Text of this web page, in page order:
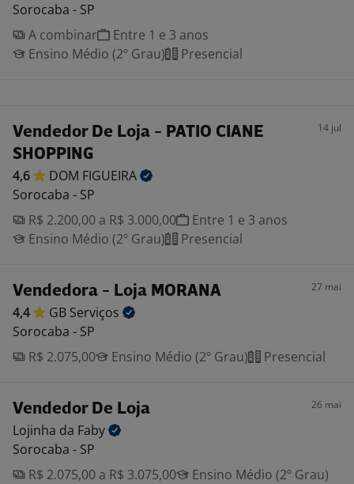
Sorocaba - SP
A combinar
Entre 1 e 3 anos
Ensino Médio (2º Grau)
Presencial
Vendedor De Loja - PATIO CIANE
SHOPPING
14 jul
4,6 DOM FIGUEIRA
Sorocaba - SP
R$ 2.200,00 a R$ 3.000,00
Entre 1 e 3 anos
Ensino Médio (2º Grau)
Presencial
Vendedora - Loja MORANA 27 mai
4,4 GB Serviços
Sorocaba - SP
R$ 2.075,00
Ensino Médio (2º Grau) Presencial
Vendedor De Loja 26 mai
Lojinha da Faby
Sorocaba - SP
R$ 2.075,00 a R$ 3.075,00
Ensino Médio (2º Grau)